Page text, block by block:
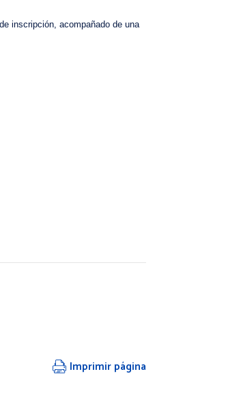
inscripción, acompañado de una
Imprimir página